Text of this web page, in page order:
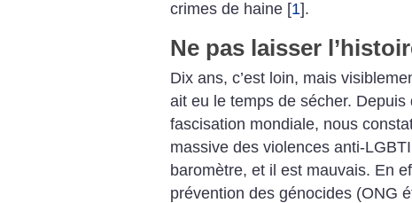
crimes de haine [1].
Ne pas laisser
Dix ans, c’est loin, mais
ait eu le temps de sécher.
fascisation mondiale, nous
massive des violences anti-
baromètre, et il est mauvais. En
prévention des génocides (ONG